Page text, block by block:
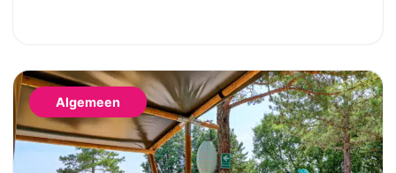
aan financiële opvoeding, help je kinderen
om later bewuste keuzes te maken. Dat
hoeft helemaal niet ingewikkeld te zijn;
juist […]
Algemeen